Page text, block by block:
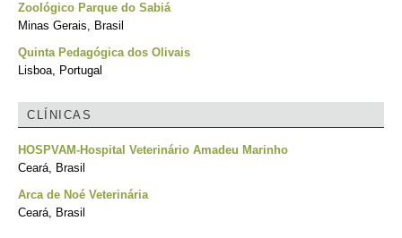
Zoológico Parque do Sabiá
Minas Gerais, Brasil
Quinta Pedagógica dos Olivais
Lisboa, Portugal
CLÍNICAS
HOSPVAM-Hospital Veterinário Amadeu Marinho
Ceará, Brasil
Arca de Noé Veterinária
Ceará, Brasil